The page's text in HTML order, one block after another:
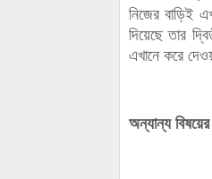
নিজের
দিয়েছে তার
এখানে করে
অন্যান্য